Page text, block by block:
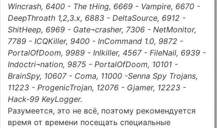
Wincrash, 6400 - The tHing, 6669 - Vampire, 6670 -
DeepThroath 1,2,3.x, 6883 - DeltaSource, 6912 -
ShitHeep, 6969 - Gate¬crasher, 7306 - NetMonitor,
7789 - ICQKiller, 9400 - InCommand 1.0, 9872 -
PortalOfDoom, 9989 - Inlkiller, 4567 - FileNail, 6939 -
Indoctri¬nation, 9875 - PortalOfDoom, 10101 -
BrainSpy, 10607 - Coma, 11000 -Senna Spy Trojans,
11223 - ProgenicTrojan, 12076 - Gjamer, 12223 -
Hack-99 KeyLogger.
Разумеется, это не всё, поэтому рекомендуется
время от времени посещать специальные